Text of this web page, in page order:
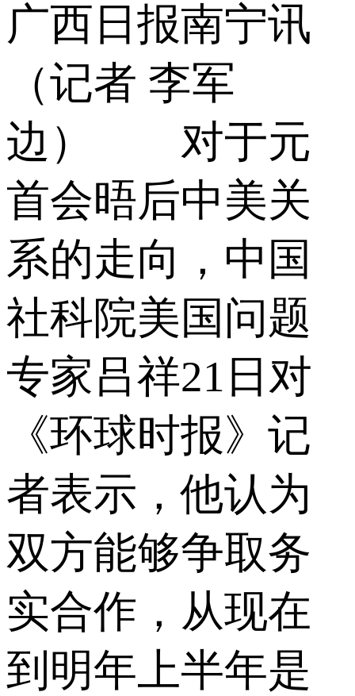
广西日报南宁讯
（记者 李军
边） 对于元
首会晤后中美关
系的走向，中国
社科院美国问题
专家吕祥21日对
《环球时报》记
者表示，他认为
双方能够争取务
实合作，从现在
到明年上半年是